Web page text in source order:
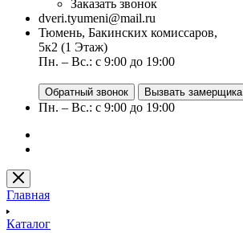
Заказать звонок
dveri.tyumeni@mail.ru
Тюмень, Бакинских комиссаров,
5к2 (1 Этаж)
Пн. – Вс.: с 9:00 до 19:00
Обратный звонок Вызвать замерщика
Пн. – Вс.: с 9:00 до 19:00
Главная
Каталог